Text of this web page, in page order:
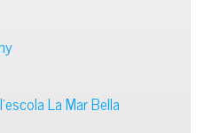
La Mar Bella